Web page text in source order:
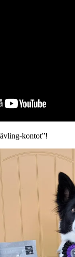
kontot”!